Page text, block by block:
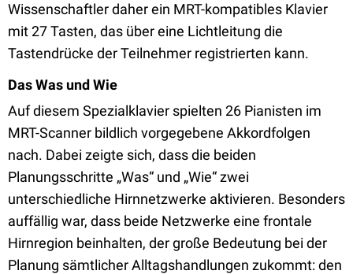
Wissenschaftler daher ein MRT-kompatibles Klavier
mit 27 Tasten, das über eine Lichtleitung die
Tastendrücke der Teilnehmer registrierten kann.
Das Was und Wie
Auf diesem Spezialklavier spielten 26 Pianisten im
MRT-Scanner bildlich vorgegebene Akkordfolgen
nach. Dabei zeigte sich, dass die beiden
Planungsschritte „Was“ und „Wie“ zwei
unterschiedliche Hirnnetzwerke aktivieren. Besonders
auffällig war, dass beide Netzwerke eine frontale
Hirnregion beinhalten, der große Bedeutung bei der
Planung sämtlicher Alltagshandlungen zukommt: den